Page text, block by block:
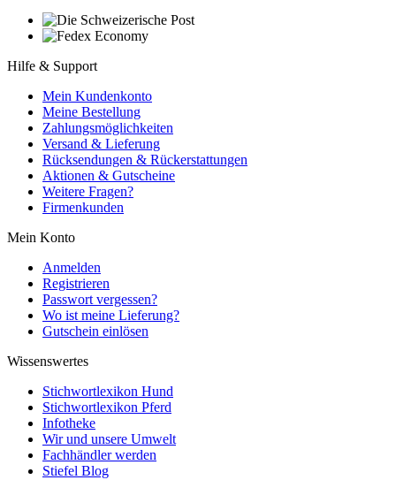
Hilfe & Support
Mein Kundenkonto
Meine Bestellung
Zahlungsmöglichkeiten
Versand & Lieferung
Rücksendungen & Rückerstattungen
Aktionen & Gutscheine
Weitere Fragen?
Firmenkunden
Mein Konto
Anmelden
Registrieren
Passwort vergessen?
Wo ist meine Lieferung?
Gutschein einlösen
Wissenswertes
Stichwortlexikon Hund
Stichwortlexikon Pferd
Infotheke
Wir und unsere Umwelt
Fachhändler werden
Stiefel Blog